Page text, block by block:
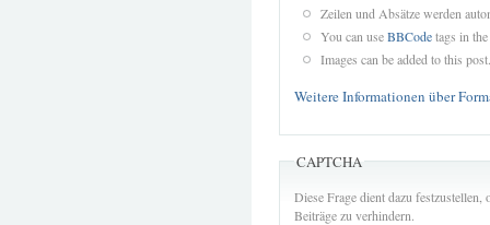
Zeilen und Absätze werden
You can useBBCodetags in
Images can be added to this post.
Weitere Informationen über
CAPTCHA
Diese Frage dient dazu
Beiträge zu verhindern.